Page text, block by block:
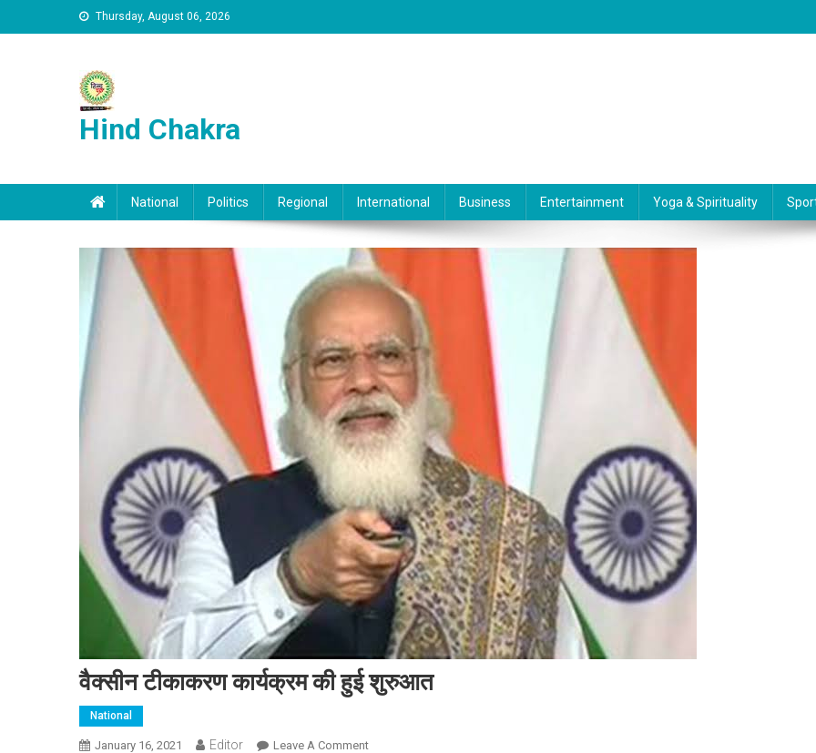
Skip to content Thursday, August 06, 2026
Hind Chakra
National Politics Regional International Business Entertainment Yoga & Spirituality
वैक्सीन टीकाकरण कार्यक्रम की हुई शुरुआत
National
January 16, 2021 Editor Leave A Comment